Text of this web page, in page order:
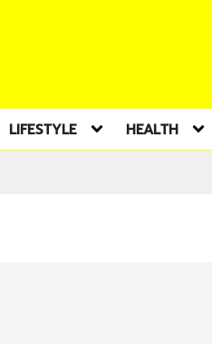
LIFESTYLE HEALTH